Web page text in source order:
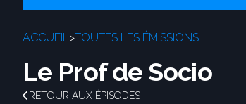
ACCUEIL>TOUTES LES ÉMISSIONS
Le Prof de Socio
RETOUR AUX ÉPISODES